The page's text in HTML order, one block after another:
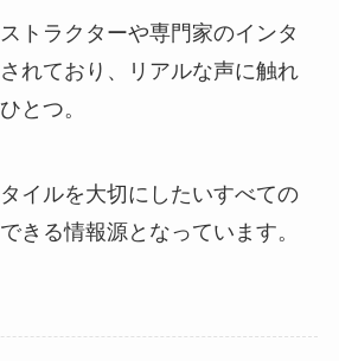
トラクターや専門家のインタ
れており、リアルな声に触れ
とつ。
イルを大切にしたいすべての
きる情報源となっています。